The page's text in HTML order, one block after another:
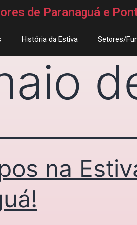
de Paranaguá e
História da Estiva Setores/
na